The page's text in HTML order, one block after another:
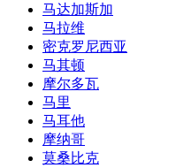
马达加斯加
马拉维
密克罗尼西亚
马其顿
摩尔多瓦
马里
马耳他
摩纳哥
莫桑比克